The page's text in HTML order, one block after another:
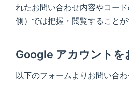
れたお問い合わせ内容やコー
側）では把握・閲覧することが
Google アカウントを
以下のフォームよりお問い合わ